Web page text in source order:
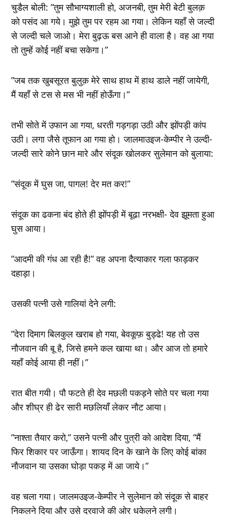
चुडैल बोली: ”तुम सौभाग्‍यशाली हो, अजनबी, तुम मेरी बेटी बुलक़
को पसंद आ गये। मुझे तुम पर रहम आ गया। लेकिन यहॉं से जल्‍दी
से जल्‍दी चले जाओ। मेरा बुढ़ऊ बस आने ही वाला है। वह आ गया
तो तुम्‍हें कोई नहीं बचा सकेगा।”
”जब तक खुबसूरत बुलुक़ मेरे साथ हाथ में हाथ डाले नहीं जायेगी,
मैं यहॉं से टस से मस भी नहीं होऊँगा।”
तभी सोते में उफान आ गया, धरती गड़गड़ा उठी और झोंपड़ी कांप
उठी। लगा जैसे तूफान आ गया हो। जालमाउइज-केम्‍पीर ने उल्‍दी-
जल्‍दी सारे कोने छान मारे और संदूक खोलकर सुलेमान को बुलाया:
”संदूक में घुस जा, पागल! देर मत कर!”
संदूक का ढकना बंद होते ही झोंपड़ी में बूढा नरभक्षी- देव झूमता हुआ
घुस आया।
”आदमी की गंध आ रही है!” वह अपना दैत्‍याकार गला फाड़कर
दहाड़ा।
उसकी पत्‍नी उसे गालियां देने लगी:
”देरा दिमाग बिलकुल खराब हो गया, बेवकूफ़ बुड्ढे! यह तो उस
नौजवान की बू है, जिसे हमने कल खाया था। और आज तो हमारे
यहॉं कोई आया ही नहीं।”
रात बीत गयी। पौ फटते ही देव मछली पकड़ने सोते पर चला गया
और शीघ्र ही ढेर सारी मछलियॉं लेकर नौट आया।
”नाश्‍ता तैयार करो,” उसने पत्‍नी और पुत्री को आदेश दिया, ”मैं
फिर शिकार पर जाऊँगा। शायद दिन के खाने के लिए कोई बांका
नौजवान या उसका घोड़ा पकड़ में आ जाये।”
वह चला गया। जालमउइज-केम्‍पीर ने सुलेमान को संदूक से बाहर
निकलने दिया और उसे दरवाजे की ओर धकेलने लगी।